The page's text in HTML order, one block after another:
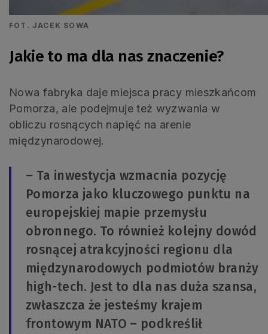
FOT. JACEK SOWA
Jakie to ma dla nas znaczenie?
Nowa fabryka daje miejsca pracy mieszkańcom
Pomorza, ale podejmuje też wyzwania w
obliczu rosnących napięć na arenie
międzynarodowej.
– Ta inwestycja wzmacnia pozycję
Pomorza jako kluczowego punktu na
europejskiej mapie przemysłu
obronnego. To również kolejny dowód
rosnącej atrakcyjności regionu dla
międzynarodowych podmiotów branży
high-tech. Jest to dla nas duża szansa,
zwłaszcza że jesteśmy krajem
frontowym NATO – podkreślił